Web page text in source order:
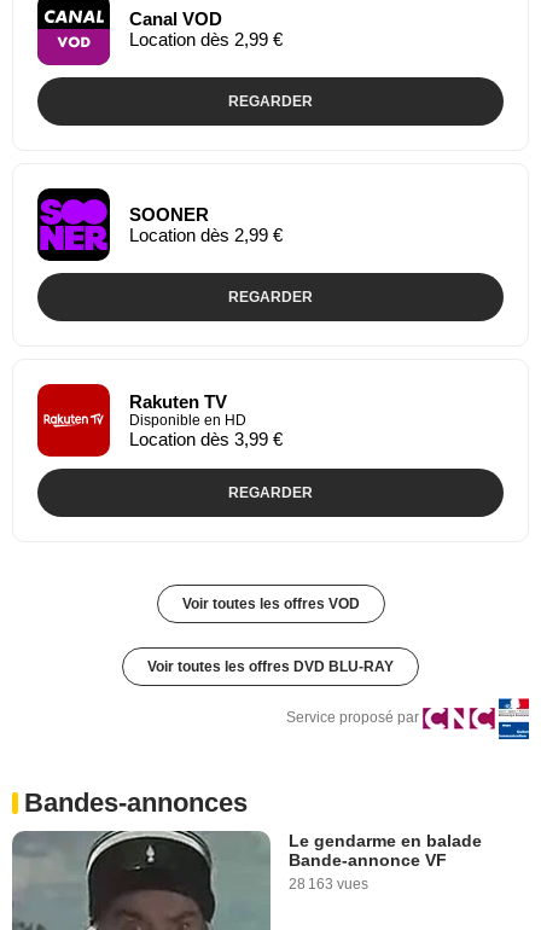
Canal VOD
Location dès 2,99 €
REGARDER
SOONER
Location dès 2,99 €
REGARDER
Rakuten TV
Disponible en HD
Location dès 3,99 €
REGARDER
Voir toutes les offres VOD
Voir toutes les offres DVD BLU-RAY
Service proposé par
Bandes-annonces
Le gendarme en balade
Bande-annonce VF
28 163 vues